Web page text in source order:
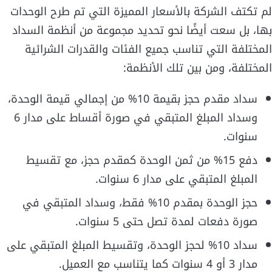
لم تكتف الشركة بالأسعار المميزة التي تم طرح الوحدات
بها، بل سعت أيضًا نحو تحديد مجموعة من أنظمة السداد
المختلفة التي تناسب جميع الفئات والقدرات الشرائية
المختلفة، ومن بين تلك الأنظمة:
سداد مقدم حجز بقيمة 10% من إجمالي قيمة الوحدة،
وسداد المبلغ المتبقي في صورة أقساط على مدار 6
سنوات.
دفع 15% من ثمن الوحدة كمقدم حجز، مع تقسيط
المبلغ المتبقي على مدار 6 سنوات.
حجز الوحدة بمقدم 10% فقط، وسداد المتبقي في
صورة دفعات لمدة تصل حتى 5 سنوات.
سداد 10% لحجز الوحدة، وتقسيط المبلغ المتبقي على
مدار 3 أو 4 سنوات كما يتناسب مع العميل.